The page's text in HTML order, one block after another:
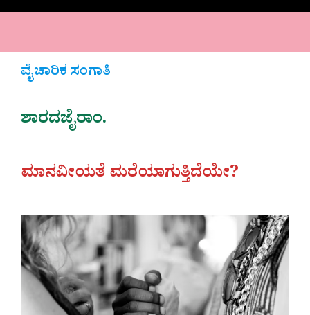
ವೈಚಾರಿಕ ಸಂಗಾತಿ
ಶಾರದಜೈರಾಂ.
ಮಾನವೀಯತೆ ಮರೆಯಾಗುತ್ತಿದೆಯೇ?